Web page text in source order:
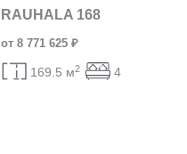
RAUHALA 168
от 8 771 625 ₽
169.5 м2 4